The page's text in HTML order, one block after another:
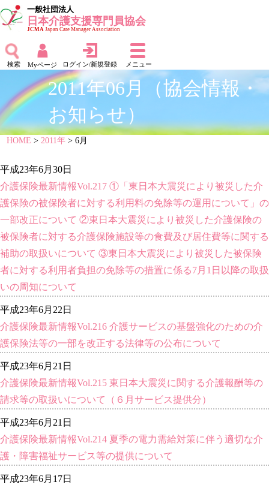
一般社団法人
日本介護支援専門員協会
JCMAJapan Care Manager Association
検索 Myページ ログイン/新規登録 メニュー
2011年06月（協会情報・
お知らせ）
HOME >2011年 > 6月
平成23年6月30日
介護保険最新情報Vol.217 ①「東日本大震災により被災した介
護保険の被保険者に対する利用料の免除等の運用について」の
一部改正について ②東日本大震災により被災した介護保険の
被保険者に対する介護保険施設等の食費及び居住費等に関する
補助の取扱いについて ③東日本大震災により被災した被保険
者に対する利用者負担の免除等の措置に係る7月1日以降の取扱
いの周知について
平成23年6月22日
介護保険最新情報Vol.216 介護サービスの基盤強化のための介
護保険法等の一部を改正する法律等の公布について
平成23年6月21日
介護保険最新情報Vol.215 東日本大震災に関する介護報酬等の
請求等の取扱いについて（６月サービス提供分）
平成23年6月21日
介護保険最新情報Vol.214 夏季の電力需給対策に伴う適切な介
護・障害福祉サービス等の提供について
平成23年6月17日